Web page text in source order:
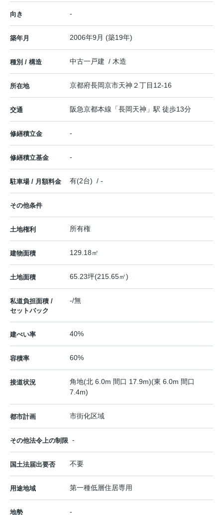
向き -
築年月 2006年9月 (築19年)
種別 / 構造 中古一戸建 / 木造
所在地 京都府長岡京市天神 ２丁目12-16
交通 阪急京都本線 「長岡天神 」駅 徒歩13分
修繕積立金 -
修繕積立基金 -
駐車場 / 月額料金 有(2台) / -
その他条件
土地権利 所有権
建物面積 129.18㎡
土地面積 65.23坪(215.65㎡)
私道負担面積 /
セットバック
-/無
建ぺい率 40%
容積率 60%
接道状況
角地(北 6.0m 間口 17.9m)(東 6.0m 間口
7.4m)
都市計画 市街化区域
その他法令上の制限 -
国土法届出要否 不要
用途地域 第一種低層住居専用
地勢 -